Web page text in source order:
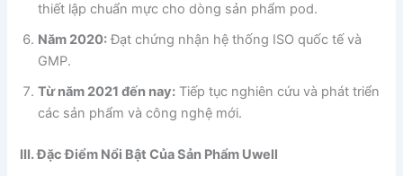
thiết lập chuẩn mực cho dòng sản phẩm pod.
Năm 2020:Đạt chứng nhận hệ thống ISO quốc tế và
GMP.
Từ năm 2021 đến nay: Tiếp tục nghiên cứu và phát triển
các sản phẩm và công nghệ mới.
III. Đặc Điểm Nổi Bật Của Sản Phẩm Uwell